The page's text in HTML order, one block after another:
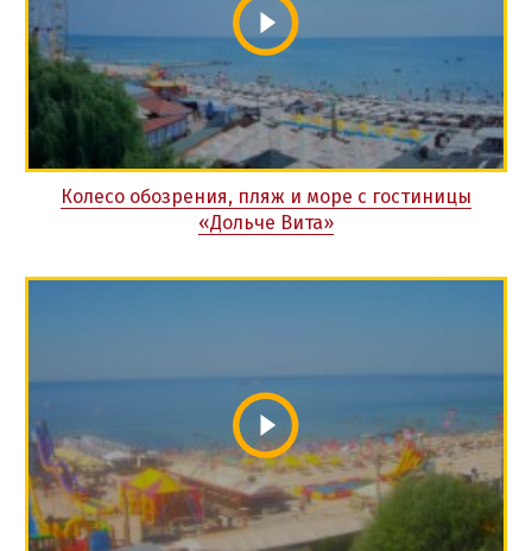
Колесо обозрения, пляж и море с гостиницы
«Дольче Вита»